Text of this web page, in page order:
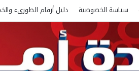
سياسة الخصوصية دليل أرقام الطورىء